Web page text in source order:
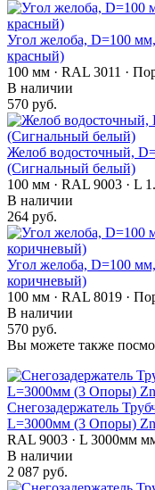
Угол желоба, D=100
красный)
100 мм · RAL 3011 ·
В наличии
570 руб.
Желоб водосточный,
(Сигнальный белый)
100 мм · RAL 9003 · L
В наличии
264 руб.
Угол желоба, D=100
коричневый)
100 мм · RAL 8019 ·
В наличии
570 руб.
Вы можете также
Снегозадержатель
L=3000мм (3 Опоры)
RAL 9003 · L 3000мм
В наличии
2 087 руб.